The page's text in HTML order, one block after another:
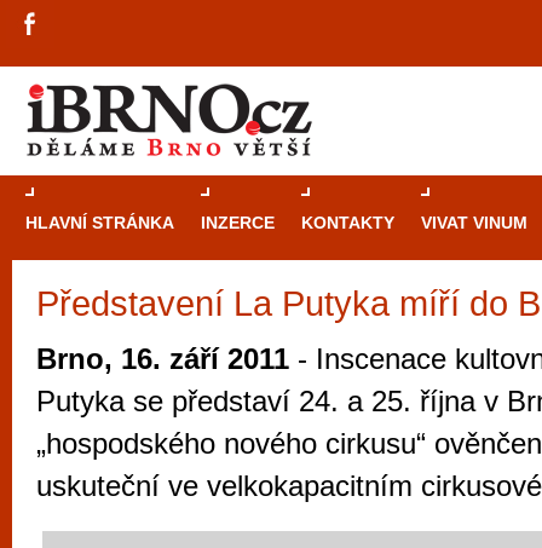
HLAVNÍ STRÁNKA INZERCE KONTAKTY VIVAT VINUM
Představení La Putyka míří do
Brno, 16. září 2011 - Inscenace
Putyka se představí 24. a 25. října v
„hospodského nového cirkusu“
uskuteční ve velkokapacitním
Průvodce
Brně: Od
automaty
Brno je
zajímavé
restaurace,
Mimo jiné je ale také místem, kde si